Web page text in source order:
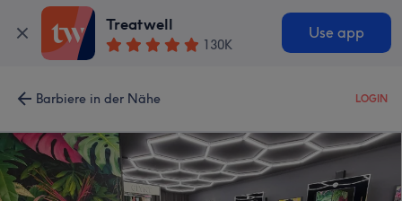
Treatwell
130K
Use app
Barbiere in der Nähe LOGIN